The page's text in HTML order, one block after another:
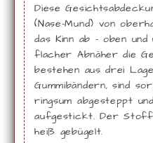
Diese
(Nase-Mund) von
das Kinn ab - oben
flacher Abnäher die
bestehen aus drei
Gummibändern, sind
ringsum abgesteppt
aufgestickt. Der Stoff
heiß gebügelt.